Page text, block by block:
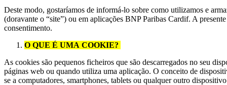
Deste modo, gostaríamos de informá-lo sobre como utilizamos e
(doravante o “site”) ou em aplicações BNP Paribas Cardif. A
consentimento.
O QUE É UMA COOKIE?
As cookies são pequenos ficheiros que são descarregados no seu
páginas web ou quando utiliza uma aplicação. O conceito de
se a computadores, smartphones, tablets ou qualquer outro